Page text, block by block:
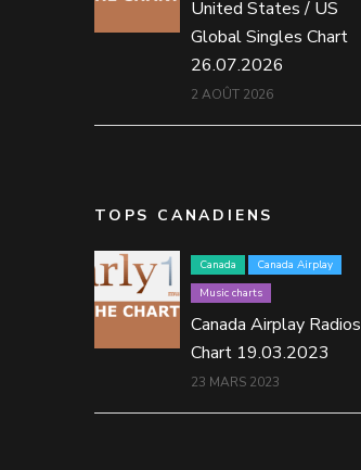
United States / US
Global Singles Chart
26.07.2026
2 AOÛT 2026
TOPS CANADIENS
Canada
Canada Airplay
Music charts
Canada Airplay Radios
Chart 19.03.2023
23 MARS 2023